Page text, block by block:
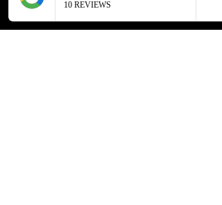
Delft, Hooikade 13, 2627 AB Delft, Nederland